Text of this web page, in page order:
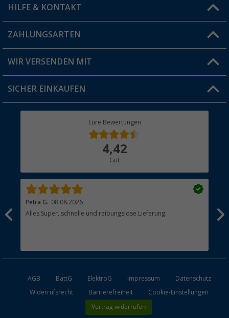
Vorteilskarte
Blog
Jobs & Karriere
HILFE & KONTAKT
FAQ & Kontakt
Versandinformationen
Rücksendung
ZAHLUNGSARTEN
WIR VERSENDEN MIT
SICHER EINKAUFEN
Eure Bewertungen
4,42
Gut
Petra G. 08.08.2026
Alles Super, schnelle und reibungslose Lieferung.
AGB BattG ElektroG Impressum
Datenschutz
Widerrufsrecht
Barrierefreiheit Cookie-Einstellungen
Vertrag widerrufen